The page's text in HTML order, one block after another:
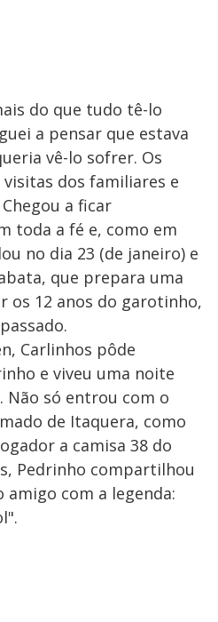
do que tudo tê-lo
a pensar que estava
vê-lo sofrer. Os
dos familiares e
a ficar
toda a fé e, como em
no dia 23 (de janeiro) e
que prepara uma
os 12 anos do garotinho,
Carlinhos pôde
e viveu uma noite
Não só entrou com o
de Itaquera, como
a camisa 38 do
Pedrinho compartilhou
com a legenda: